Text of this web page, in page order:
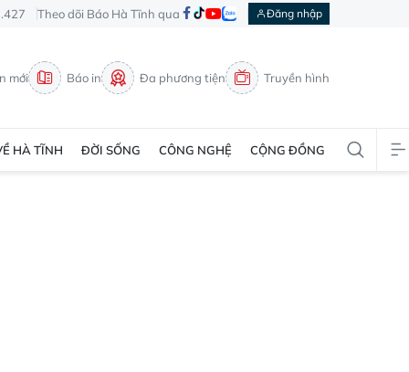
Theo dõi Báo Hà Tĩnh qua Đăng nhập
mới Báo in Đa phương tiện Truyền hình
HÀ TĨNH ĐỜI SỐNG CÔNG NGHỆ CỘNG ĐỒNG